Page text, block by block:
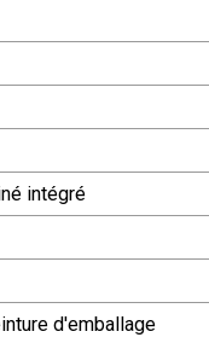
intégré
d'emballage